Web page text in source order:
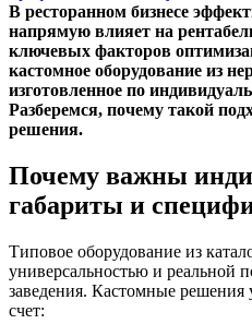
В ресторанном бизнесе
напрямую влияет на
ключевых факторов
кастомное оборудование из
изготовленное по
Разберемся, почему такой
решения.
Почему важны
габариты и
Типовое оборудование из
универсальностью и реальной
заведения. Кастомные решения
счет: